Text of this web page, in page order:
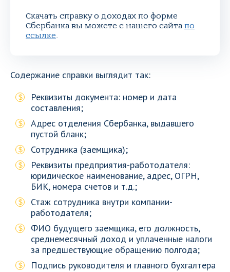
Скачать справку о доходах по форме
Сбербанка вы можете с нашего сайта по
ссылке.
Содержание справки выглядит так:
Реквизиты документа: номер и дата
составления;
Адрес отделения Сбербанка, выдавшего
пустой бланк;
Сотрудника (заемщика);
Реквизиты предприятия-работодателя:
юридическое наименование, адрес, ОГРН,
БИК, номера счетов и т.д.;
Стаж сотрудника внутри компании-
работодателя;
ФИО будущего заемщика, его должность,
среднемесячный доход и уплаченные налоги
за предшествующие обращению полгода;
Подпись руководителя и главного бухгалтера